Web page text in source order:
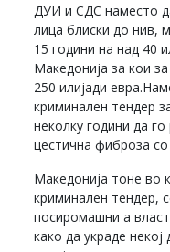
ДУИ и СДС наместо
лица блиски до нив,
15 години на над 40
Македонија за кои
250 илијади
криминален тендер
неколку години да
цестична фиброза
Македонија тоне во
криминален тендер,
посиромашни а
како да украде